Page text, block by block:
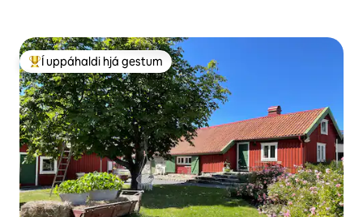
Í mestu uppáhaldi hjá gestum
Í uppáhaldi hjá gestum